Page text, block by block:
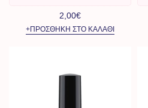
2,00€
+ΠΡΟΣΘΉΚΗ ΣΤΟ ΚΑΛΆΘΙ